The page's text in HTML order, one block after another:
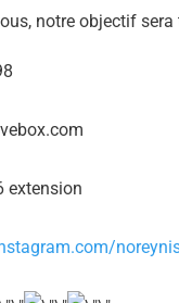
notre objectif
extension